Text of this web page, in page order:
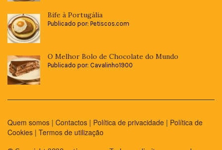
Bife à Portugália
Publicado por: Petiscos.com
O Melhor Bolo de Chocolate do Mundo
Publicado por: Cavalinho1900
Quem somos | Contactos | Política de privacidade | Política de
Cookies | Termos de utilização